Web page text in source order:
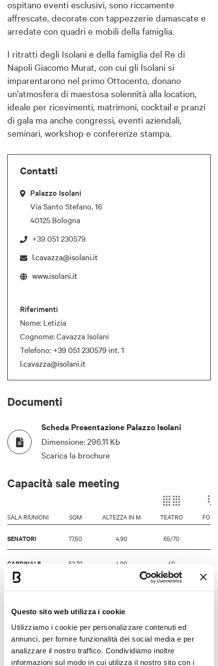
Questo sito web utilizza i cookie
Utilizziamo i cookie per personalizzare contenuti ed
annunci, per fornire funzionalità dei social media e per
analizzare il nostro traffico. Condividiamo inoltre
informazioni sul modo in cui utilizza il nostro sito con i
ospitano eventi esclusivi, sono riccamente
affrescate, decorate con tappezzerie damascate e
arredate con quadri e mobili della famiglia.
I ritratti degli Isolani e della famiglia del Re di
Napoli Giacomo Murat, con cui gli Isolani si
imparentarono nel primo Ottocento, donano
un’atmosfera di maestosa solennità alla location,
ideale per ricevimenti, matrimoni, cocktail e pranzi
di gala ma anche congressi, eventi aziendali,
seminari, workshop e conferenze stampa.
Contatti
Palazzo Isolani
Via Santo Stefano, 16
40125 Bologna
+39 051 230579
l.cavazza@isolani.it
www.isolani.it
Riferimenti
Nome: Letizia
Cognome: Cavazza Isolani
Telefono: +39 051 230579 int. 1
l.cavazza@isolani.it
Documenti
Scheda Presentazione Palazzo Isolani
Dimensione:296.11 Kb
Scarica la brochure
Capacità sale meeting
SALA RIUNIONI SQM ALTEZZA IN M TEATRO
SENATORI 77,50 4,90 65/70
CARDINALE 52,70 4,90 40
SETTECENTO 73,90 4,90
GRANDUCA 43,5 4,90 35
SPECCHI 52,48 4,90 40